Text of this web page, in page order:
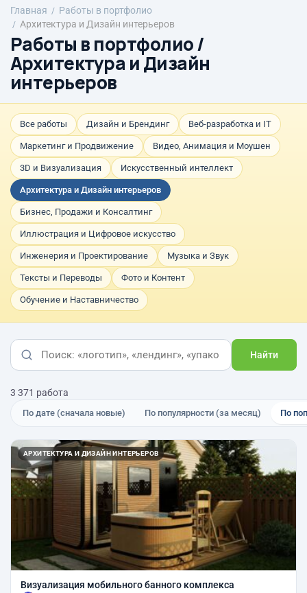
Главная
Работы в портфолио
Архитектура и Дизайн интерьеров
Работы в портфолио /
Архитектура и Дизайн
интерьеров
Все работы Дизайн и Брендинг Веб-разработка и IT
Маркетинг и Продвижение Видео, Анимация и Моушен
3D и Визуализация Искусственный интеллект
Архитектура и Дизайн интерьеров
Бизнес, Продажи и Консалтинг
Иллюстрация и Цифровое искусство
Инженерия и Проектирование Музыка и Звук
Тексты и Переводы Фото и Контент
Обучение и Наставничество
Найти
3 371 работа
По дате (сначала новые) По популярности (за месяц) По
АРХИТЕКТУРА И ДИЗАЙН ИНТЕРЬЕРОВ
Визуализация мобильного банного комплекса